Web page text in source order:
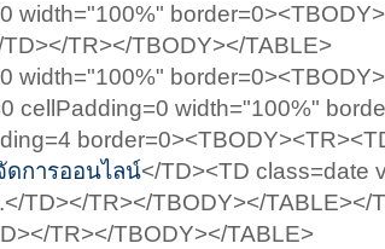
width="100%"
TD></TR></TBODY></TABLE>
width="100%"
cellPadding=0 width="100%"
ดการออนไลน์</TD><TD class=date
TD></TR></TBODY></TABLE></
TR></TBODY></TABLE>